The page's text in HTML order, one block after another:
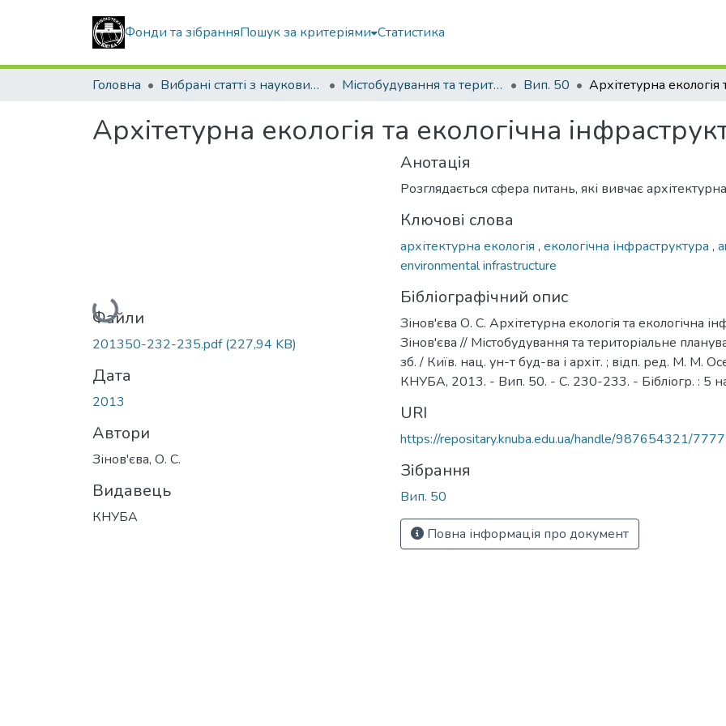
Фонди та зібранняПошук за критеріями Статистика
Головна Вибрані статті з наукових збірників КНУБА Містобудування та територіальне планування Вип. 50
Архітетурна екологія та екологічна
Вантажиться...
Файли
201350-232-235.pdf(227,94 KB)
Дата
2013
Автори
Зінов'єва, О. С.
Видавець
КНУБА
Анотація
Розглядається сфера питань, які вивчає
Ключові слова
архітектурна екологія , екологічна інфраструктура ,
environmental infrastructure
Бібліографічний опис
Зінов'єва О. С. Архітетурна екологія та екологічна
Зінов'єва // Містобудування та територіальне
зб. / Київ. нац. ун-т буд-ва і архіт. ; відп. ред. М. М.
КНУБА, 2013. - Вип. 50. - С. 230-233. - Бібліогр. : 5
URI
https://repositary.knuba.edu.ua/handle/987654321/7777
Зібрання
Вип. 50
Повна інформація про документ